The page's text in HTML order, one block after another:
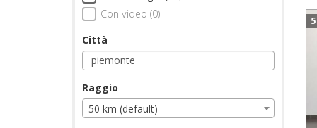
Con video (0)
Città
Raggio
50 km (default)